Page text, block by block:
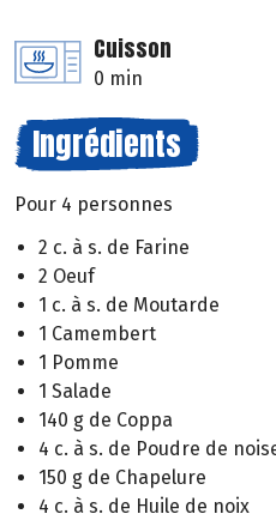
Cuisson
0 min
Ingrédients
Pour 4 personnes
2 c. à s. de Farine
2 Oeuf
1 c. à s. de Moutarde
1 Camembert
1 Pomme
1 Salade
140 g de Coppa
4 c. à s. de Poudre de
150 g de Chapelure
4 c. à s. de Huile de noix